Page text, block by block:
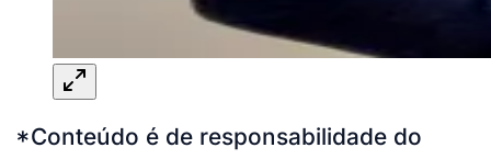
*Conteúdo é de responsabilidade do